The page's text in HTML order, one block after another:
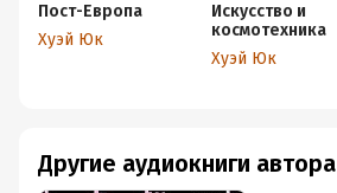
Пост-Европа
Хуэй Юк
Искусство и
космотехника
Хуэй Юк
Другие аудиокниги автора